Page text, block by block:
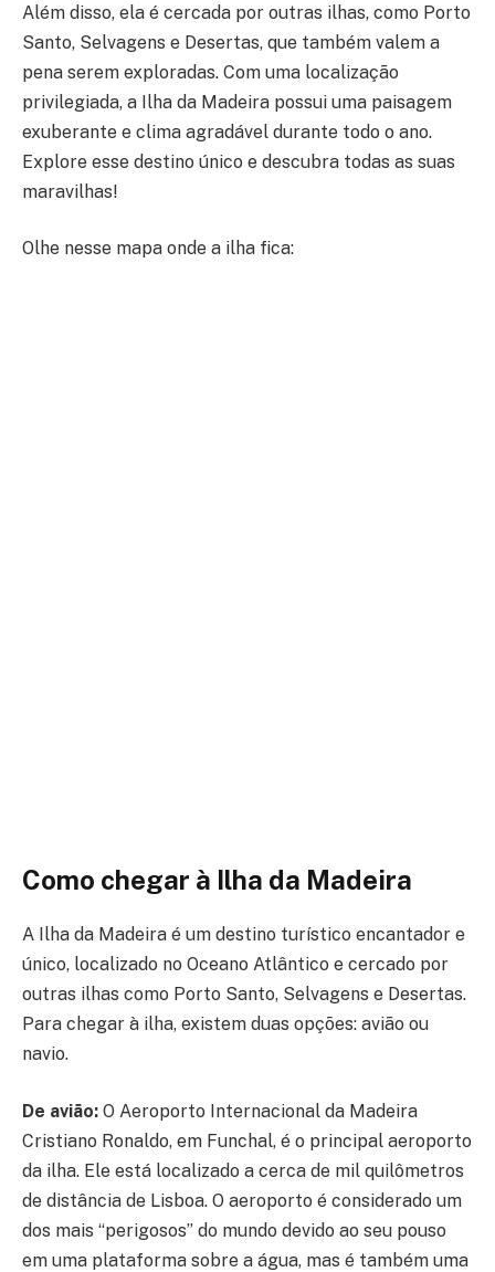
Além disso, ela é cercada por outras ilhas, como Porto
Santo, Selvagens e Desertas, que também valem a
pena serem exploradas. Com uma localização
privilegiada, a Ilha da Madeira possui uma paisagem
exuberante e clima agradável durante todo o ano.
Explore esse destino único e descubra todas as suas
maravilhas!
Olhe nesse mapa onde a ilha fica:
Como chegar à Ilha da Madeira
A Ilha da Madeira é um destino turístico encantador e
único, localizado no Oceano Atlântico e cercado por
outras ilhas como Porto Santo, Selvagens e Desertas.
Para chegar à ilha, existem duas opções: avião ou
navio.
De avião: O Aeroporto Internacional da Madeira
Cristiano Ronaldo, em Funchal, é o principal aeroporto
da ilha. Ele está localizado a cerca de mil quilômetros
de distância de Lisboa. O aeroporto é considerado um
dos mais “perigosos” do mundo devido ao seu pouso
em uma plataforma sobre a água, mas é também uma